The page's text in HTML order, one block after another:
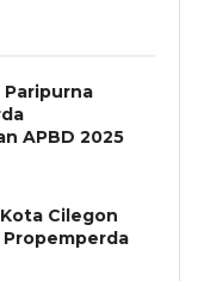
Paripurna
APBD 2025
Cilegon
Propemperda